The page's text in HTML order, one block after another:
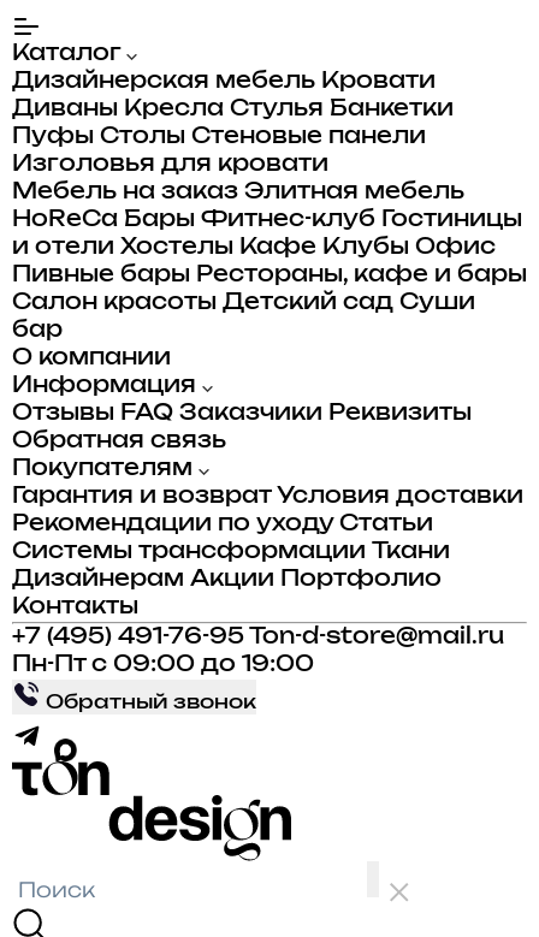
Каталог
Дизайнерская мебель Кровати
Диваны Кресла Стулья Банкетки
Пуфы Столы Стеновые панели
Изголовья для кровати
Мебель на заказ Элитная мебель
HoReCa Бары Фитнес-клуб
Гостиницы
и отели Хостелы Кафе Клубы Офис
Пивные бары Рестораны, кафе и бары
Салон красоты Детский сад Суши
бар
О компании
Информация
Отзывы FAQ Заказчики Реквизиты
Обратная связь
Покупателям
Гарантия и возврат Условия доставки
Рекомендации по уходу Статьи
Системы трансформации
Ткани
Дизайнерам Акции
Портфолио
Контакты
+7 (495) 491-76-95
Ton-d-store@mail.ru
Пн-Пт с 09:00 до 19:00
Обратный звонок